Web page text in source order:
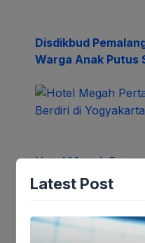
Disdikbud
Warga Anak Putus
Hotel Megah
Berdiri di Yogyakarta
Latest Post